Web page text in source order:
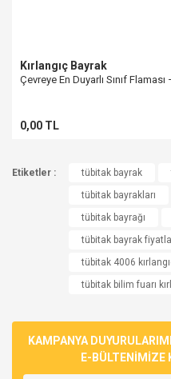
Kırlangıç Bayrak
Çevreye En Duyarlı Sınıf
0,00 TL
Etiketler : tübitak bayrak
tübitak bayrakları
tübitak bayrağı
tübitak bayrak
tübitak 4006
tübitak bilim fuarı
KAMPANYA
E-BÜLTENİMİZE